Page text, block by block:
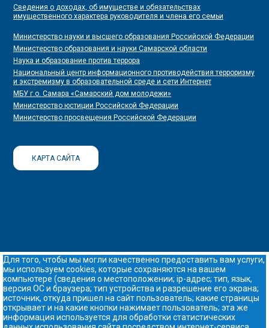
Сведения о доходах, об имуществе и обязательствах
имущественного характера руководителя и члена его семьи
Министерство науки и высшего образования Российской Федерации
Министерство образования и науки Самарской области
Наука и образование против террора
Национальный центр информационного противодействия терроризму
и экстремизму в образовательной среде и сети Интернет
МБУ г.о. Самара «Самарский дом молодежи»
Министерство юстиции Российской Федерации
Министерство просвещения Российской Федерации
КАРТА САЙТА
Для того, чтобы мы могли качественно предоставить вам услуги,
мы используем cookies, которые сохраняются на вашем
компьютере (сведения о местоположении; ip-адрес; тип, язык,
версия ОС и браузера; тип устройства и разрешение его экрана;
источник, откуда пришел на сайт пользователь; какие страницы
открывает и на какие кнопки нажимает пользователь; эта же
информация используется для обработки статистических